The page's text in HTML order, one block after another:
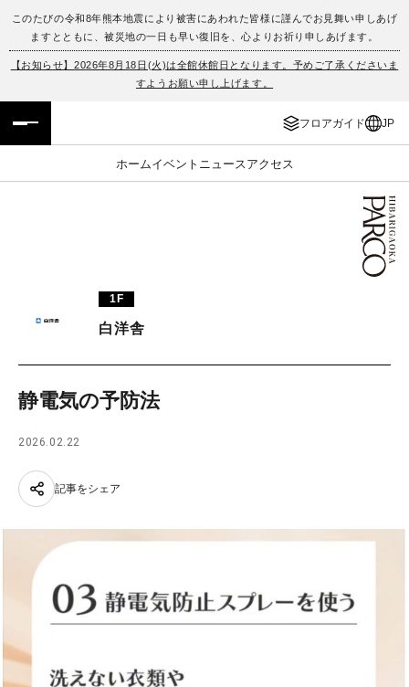
このたびの令和8年熊本地震により被害にあわれた皆様に謹んでお見舞い申しあげ
ますとともに、被災地の一日も早い復旧を、心よりお祈り申しあげます。
【お知らせ】2026年8月18日(火)は全館休館日となります。予めご了承くださいま
すようお願い申し上げます。
フロアガイド JP
ホームイベント ニュース アクセス
フロアガイド
イベント・ポップアップ
ニュース
PARCOメンバーズ
ENGLISH
簡体字
한국어
1F
白洋舎
静電気の予防法
2026.02.22
記事をシェア